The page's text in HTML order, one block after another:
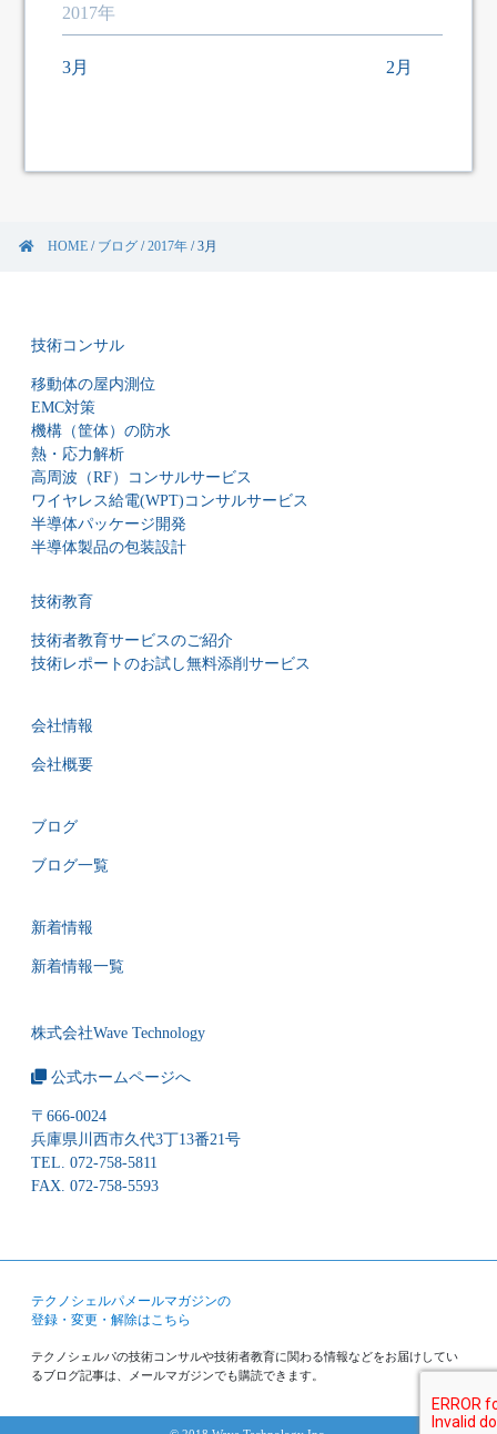
2017年
3月 2月
HOME/ ブログ/2017年/3月
技術コンサル
移動体の屋内測位
EMC対策
機構（筐体）の防水
熱・応力解析
高周波（RF）コンサルサービス
ワイヤレス給電(WPT)コンサルサービス
半導体パッケージ開発
半導体製品の包装設計
技術教育
技術者教育サービスのご紹介
技術レポートのお試し無料添削サービス
会社情報
会社概要
ブログ
ブログ一覧
新着情報
新着情報一覧
株式会社Wave Technology
公式ホームページへ
〒666-0024
兵庫県川西市久代3丁13番21号
TEL. 072-758-5811
FAX. 072-758-5593
テクノシェルパメールマガジンの
登録・変更・解除はこちら
テクノシェルパの技術コンサルや技術者教育に関わる情報などをお届けしてい
るブログ記事は、メールマガジンでも購読できます。